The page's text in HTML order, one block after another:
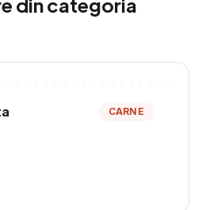
din categoria
CARNE